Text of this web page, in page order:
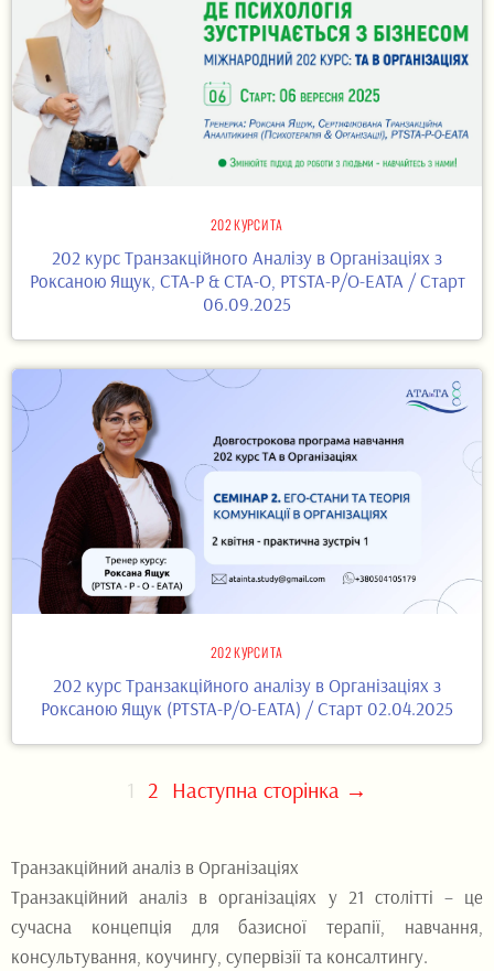
202 КУРСИ ТА
202 курс Транзакційного Аналізу в Організаціях з
Роксаною Ящук, CTA-P & CTA-O, PTSTA-P/O-EATA / Старт
06.09.2025
202 КУРСИ ТА
202 курс Транзакційного аналізу в Організаціях з
Роксаною Ящук (PTSTA-P/O-EATA) / Старт 02.04.2025
1 2 Наступна сторінка →
Транзакційний аналіз в Організаціях
Транзакційний аналіз в організаціях у 21 столітті – це
сучасна концепція для базисної терапії, навчання,
консультування, коучингу, супервізії та консалтингу.